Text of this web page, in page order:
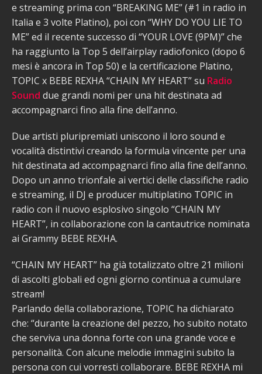
e streaming prima con “BREAKING ME” (#1 in radio in
Italia e 3 volte Platino), poi con “WHY DO YOU LIE TO
ME” ed il recente successo di “YOUR LOVE (9PM)” che
ha raggiunto la Top 5 dell’airplay radiofonico (dopo 6
mesi è ancora in Top 50) e la certificazione Platino,
TOPIC x BEBE REXHA “CHAIN MY HEART” su Radio
Sound due grandi nomi per una hit destinata ad
accompagnarci fino alla fine dell’anno.
Due artisti pluripremiati uniscono il loro sound e
vocalità distintivi creando la formula vincente per una
hit destinata ad accompagnarci fino alla fine dell’anno.
Dopo un anno trionfale ai vertici delle classifiche radio
e streaming, il DJ e producer multiplatino TOPIC in
radio con il nuovo esplosivo singolo “CHAIN MY
HEART”, in collaborazione con la cantautrice nominata
ai Grammy BEBE REXHA.
“CHAIN MY HEART” ha già totalizzato oltre 21 milioni
di ascolti globali ed ogni giorno continua a cumulare
stream!
Parlando della collaborazione, TOPIC ha dichiarato
che: “durante la creazione del pezzo, ho subito notato
che serviva una donna forte con una grande voce e
personalità. Con alcune melodie immagini subito la
persona con cui vorresti collaborare. BEBE REXHA mi